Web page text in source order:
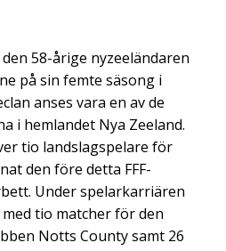
58-årige nyzeeländaren
på sin femte säsong i
anses vara en av de
i hemlandet Nya Zeeland.
tio landslagspelare för
den före detta FFF-
Under spelarkarriären
tio matcher för den
Notts County samt 26